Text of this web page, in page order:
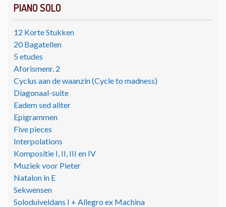
PIANO SOLO
12 Korte Stukken
20 Bagatellen
5 etudes
Aforismenr. 2
Cyclus aan de waanzin (Cycle to madness)
Diagonaal-suite
Eadem sed aliter
Epigrammen
Five pieces
Interpolations
Kompositie I, II, III en IV
Muziek voor Pieter
Natalon in E
Sekwensen
Soloduiveldans I + Allegro ex Machina